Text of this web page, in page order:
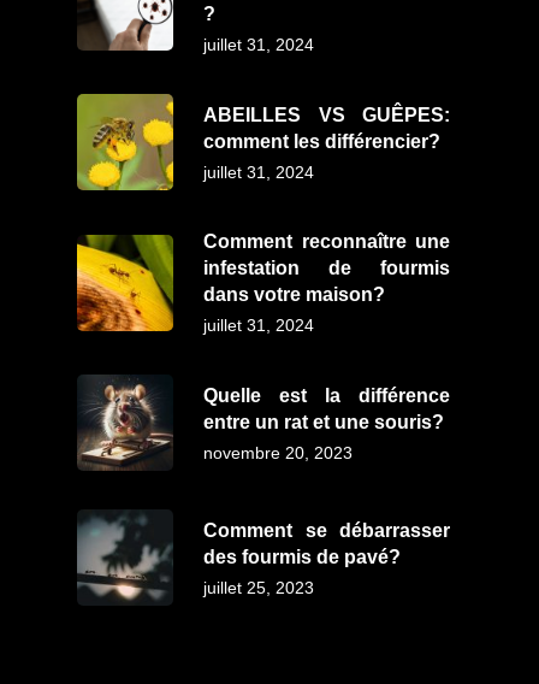
?
juillet 31, 2024
ABEILLES VS GUÊPES:
comment les différencier?
juillet 31, 2024
Comment reconnaître une
infestation de fourmis
dans votre maison?
juillet 31, 2024
Quelle est la différence
entre un rat et une souris?
novembre 20, 2023
Comment se débarrasser
des fourmis de pavé?
juillet 25, 2023